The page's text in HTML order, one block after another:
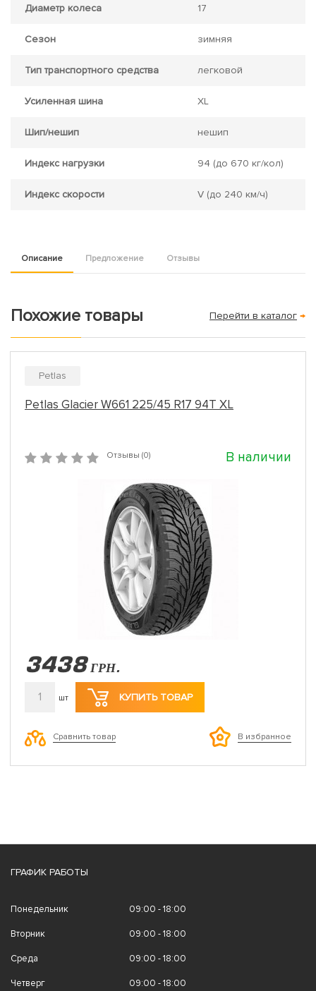
Диаметр колеса 17
Сезон зимняя
Тип транспортного средства легковой
Усиленная шина XL
Шип/нешип нешип
Индекс нагрузки 94 (до 670 кг/кол)
Индекс скорости V (до 240 км/ч)
Описание Предложение Отзывы
Похожие товары Перейти в каталог →
Petlas
Petlas Glacier W661 225/45 R17 94T XL
Отзывы (0) В наличии
3438 ГРН.
1 шт КУПИТЬ ТОВАР
Сравнить товар В избранное
ГРАФИК РАБОТЫ
Понедельник 09:00 - 18:00
Вторник 09:00 - 18:00
Среда 09:00 - 18:00
Четверг 09:00 - 18:00